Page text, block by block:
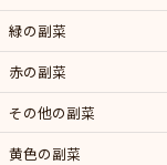
緑の副菜
赤の副菜
その他の副菜
黄色の副菜